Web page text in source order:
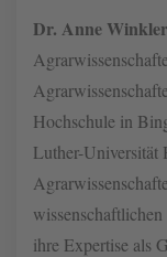
Dr. Anne
Hochschule in
Luther-Universität
ihre Expertise als